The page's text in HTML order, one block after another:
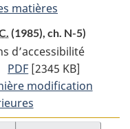
matières
(1985), ch. N-5)
d’accessibilité
PDF Texte
complet
:
Loi
[2345 KB]
modification